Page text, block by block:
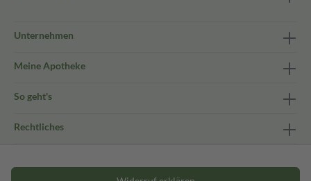
Unternehmen
Meine Apotheke
So geht's
Rechtliches